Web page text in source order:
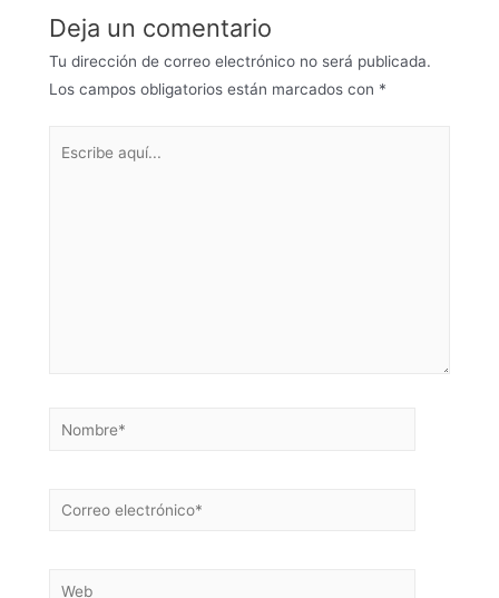
Deja un comentario
Tu dirección de correo electrónico no será publicada.
Los campos obligatorios están marcados con *